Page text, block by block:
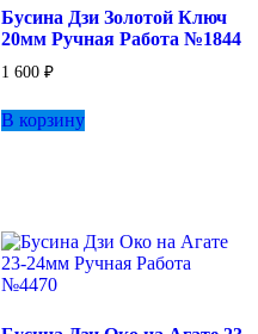
Бусина Дзи Золотой Ключ
20мм Ручная Работа №1844
1 600 ₽
В корзину